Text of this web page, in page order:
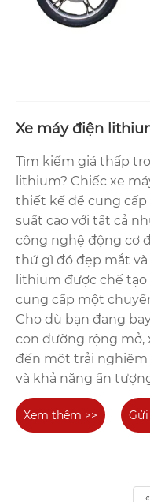
Xe máy điện
Tìm kiếm giá thấp
lithium? Chiếc xe
thiết kế để cung
suất cao với tất cả
công nghệ động cơ
thứ gì đó đẹp mắt
lithium được chế
cung cấp một
Cho dù bạn đang
con đường rộng mở,
đến một trải nghiệm
và khả năng ấn
Xem thêm >> Gửi
«